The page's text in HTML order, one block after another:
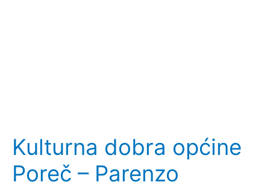
Kulturna dobra općine
Poreč – Parenzo